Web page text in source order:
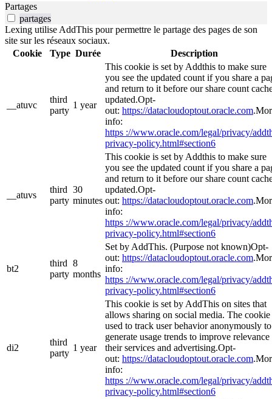
Partages
partages
Lexing utilise AddThis pour permettre le partage des pages de son
site sur les réseaux sociaux.
Cookie
Type Durée Description
__atuvc
third
party
1 year
This cookie is set by Addthis to make sure
you see the updated count if you share a
and return to it before our share count
updated.Opt-
out: https://datacloudoptout.oracle.com
info:
https ://www.oracle.com/legal/privacy/
privacy-policy.html#section6
__atuvs
third
party
30
minutes
This cookie is set by Addthis to make sure
you see the updated count if you share a
and return to it before our share count
updated.Opt-
out: https://datacloudoptout.oracle.com
info:
https ://www.oracle.com/legal/privacy/
privacy-policy.html#section6
bt2
third
party
8
months
Set by AddThis. (Purpose not known)Opt-
out: https://datacloudoptout.oracle.com
info:
https ://www.oracle.com/legal/privacy/
privacy-policy.html#section6
di2
third
party
1 year
This cookie is set by AddThis on sites that
allows sharing on social media. The cookie
used to track user behavior anonymously to
generate usage trends to improve relevance
their services and advertising.Opt-
out: https://datacloudoptout.oracle.com
info:
https ://www.oracle.com/legal/privacy/
privacy-policy.html#section6